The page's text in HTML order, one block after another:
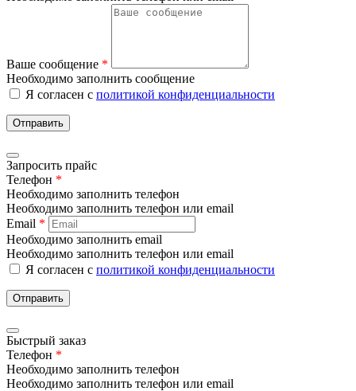
Ваше сообщение *
Необходимо заполнить сообщение
Я согласен с политикой конфиденциальности
Отправить
Запросить прайс
Телефон *
Необходимо заполнить телефон
Необходимо заполнить телефон или email
Email *
Необходимо заполнить email
Необходимо заполнить телефон или email
Я согласен с политикой конфиденциальности
Отправить
Быстрый заказ
Телефон *
Необходимо заполнить телефон
Необходимо заполнить телефон или email